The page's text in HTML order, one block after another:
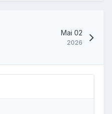
Mai 02
2026